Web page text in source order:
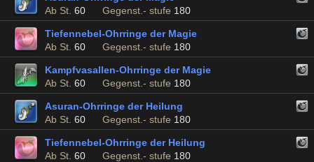
Ab St. 60 Gegenst.- stufe 180
Tiefennebel-Ohrringe der Magie
Ab St. 60 Gegenst.- stufe 180
Kampfvasallen-Ohrringe der Magie
Ab St. 60 Gegenst.- stufe 180
Asuran-Ohrringe der Heilung
Ab St. 60 Gegenst.- stufe 180
Tiefennebel-Ohrringe der Heilung
Ab St. 60 Gegenst.- stufe 180